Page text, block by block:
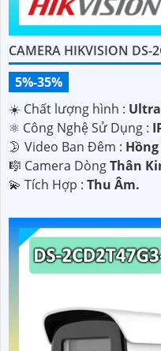
CAMERA HIKVISION DS-
5%-35%
☀️ Chất lượng hình : Ultra
⚛️ Công Nghệ Sử Dụng :
🌛 Video Ban Đêm :
🎼️ Camera DòngThân
️💫 Tích Hợp : Thu Âm.